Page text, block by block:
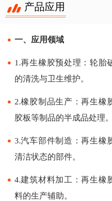
产品应用
一、应用领域
1.再生橡胶预处理：轮胎
的清洗与卫生维护。
2.橡胶制品生产：再生橡
胶板等制品的半成品处理。
3.汽车部件制造：再生橡
清洁状态的部件。
4.建筑材料加工：再生橡
料的生产辅助。